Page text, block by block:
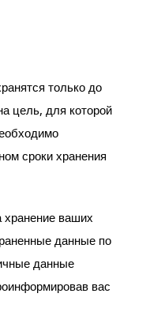
только до
цель, для которой
сроки хранения
ваших
данные по
данные
вас